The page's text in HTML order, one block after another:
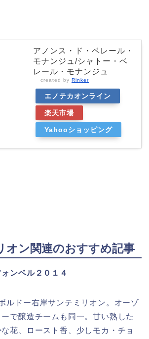
アノンス・ド・ベレール・
モナンジュ/シャトー・ベ
レール・モナンジュ
created by Rinker
エノテカオンライン
楽天市場
Yahooショッピング
オン関連のおすすめ記事
ンベル２０１４
ルドー右岸サンテミリオン。オーゾ
で醸造チームも同一。甘い熟した
花、ロースト香、少しモカ・チョ